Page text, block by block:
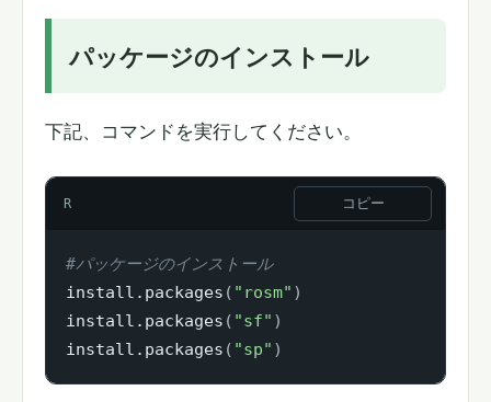
パッケージのインストール
下記、コマンドを実行してください。
R コピー
#パッケージのインストール
install.packages ( "rosm" )
install.packages ( "sf" )
install.packages ( "sp" )